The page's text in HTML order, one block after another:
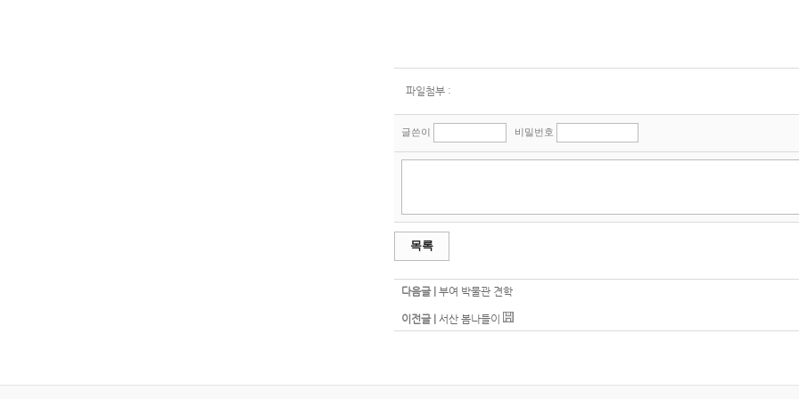
파일첨부 :
글쓴이 비밀번호
목록
다음글 | 부여 박물관 견학
이전글 | 서산 봄나들이